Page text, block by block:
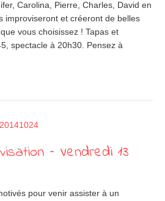
Carolina, Pierre, Charles, David en
improviseront et créeront de belles
vous choisissez ! Tapas et
spectacle à 20h30. Pensez à
– Vendredi 13
pour venir assister à un